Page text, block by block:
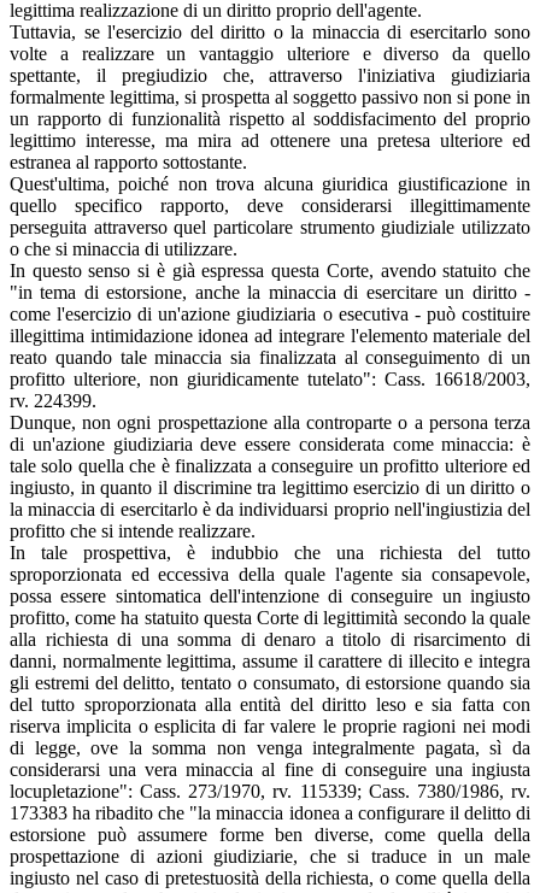
legittima realizzazione di un diritto proprio dell'agente.
Tuttavia, se l'esercizio del diritto o la minaccia di esercitarlo sono
volte a realizzare un vantaggio ulteriore e diverso da quello
spettante, il pregiudizio che, attraverso l'iniziativa giudiziaria
formalmente legittima, si prospetta al soggetto passivo non si pone in
un rapporto di funzionalità rispetto al soddisfacimento del proprio
legittimo interesse, ma mira ad ottenere una pretesa ulteriore ed
estranea al rapporto sottostante.
Quest'ultima, poiché non trova alcuna giuridica giustificazione in
quello specifico rapporto, deve considerarsi illegittimamente
perseguita attraverso quel particolare strumento giudiziale utilizzato
o che si minaccia di utilizzare.
In questo senso si è già espressa questa Corte, avendo statuito che
"in tema di estorsione, anche la minaccia di esercitare un diritto -
come l'esercizio di un'azione giudiziaria o esecutiva - può costituire
illegittima intimidazione idonea ad integrare l'elemento materiale del
reato quando tale minaccia sia finalizzata al conseguimento di un
profitto ulteriore, non giuridicamente tutelato": Cass. 16618/2003,
rv. 224399.
Dunque, non ogni prospettazione alla controparte o a persona terza
di un'azione giudiziaria deve essere considerata come minaccia: è
tale solo quella che è finalizzata a conseguire un profitto ulteriore ed
ingiusto, in quanto il discrimine tra legittimo esercizio di un diritto o
la minaccia di esercitarlo è da individuarsi proprio nell'ingiustizia del
profitto che si intende realizzare.
In tale prospettiva, è indubbio che una richiesta del tutto
sproporzionata ed eccessiva della quale l'agente sia consapevole,
possa essere sintomatica dell'intenzione di conseguire un ingiusto
profitto, come ha statuito questa Corte di legittimità secondo la quale
alla richiesta di una somma di denaro a titolo di risarcimento di
danni, normalmente legittima, assume il carattere di illecito e integra
gli estremi del delitto, tentato o consumato, di estorsione quando sia
del tutto sproporzionata alla entità del diritto leso e sia fatta con
riserva implicita o esplicita di far valere le proprie ragioni nei modi
di legge, ove la somma non venga integralmente pagata, sì da
considerarsi una vera minaccia al fine di conseguire una ingiusta
locupletazione": Cass. 273/1970, rv. 115339; Cass. 7380/1986, rv.
173383 ha ribadito che "la minaccia idonea a configurare il delitto di
estorsione può assumere forme ben diverse, come quella della
prospettazione di azioni giudiziarie, che si traduce in un male
ingiusto nel caso di pretestuosità della richiesta, o come quella della